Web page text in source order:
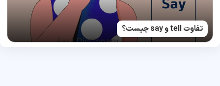
تفاوت tell و say چیست؟